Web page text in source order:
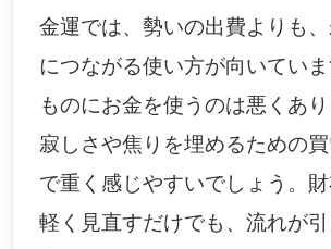
金運では、勢いの出費よりも
につながる使い方が向いてい
ものにお金を使うのは悪くあり
寂しさや焦りを埋めるための
で重く感じやすいでしょう。
軽く見直すだけでも、流れが